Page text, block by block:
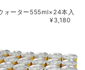
ォーター555ml×24本入
¥3,180